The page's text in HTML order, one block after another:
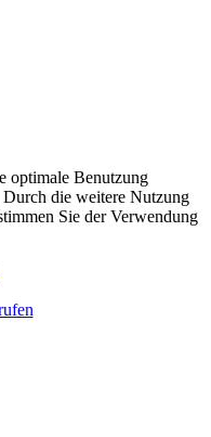
optimale Benutzung
Durch die weitere Nutzung
Sie der Verwendung